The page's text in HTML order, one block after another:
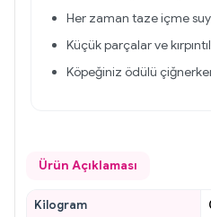
Her zaman taze içme
Küçük parçalar ve
Köpeğiniz ödülü
Ürün Açıklaması
Kilogram